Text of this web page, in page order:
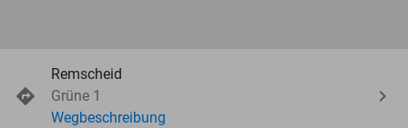
Remscheid
Grüne 1
Wegbeschreibung